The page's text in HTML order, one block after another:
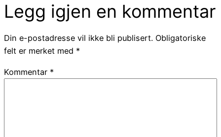
Legg igjen en kommentar
Din e-postadresse vil ikke bli publisert. Obligatoriske
felt er merket med *
Kommentar *